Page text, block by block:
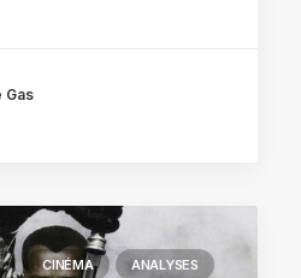
Gas
CINÉMA ANALYSES